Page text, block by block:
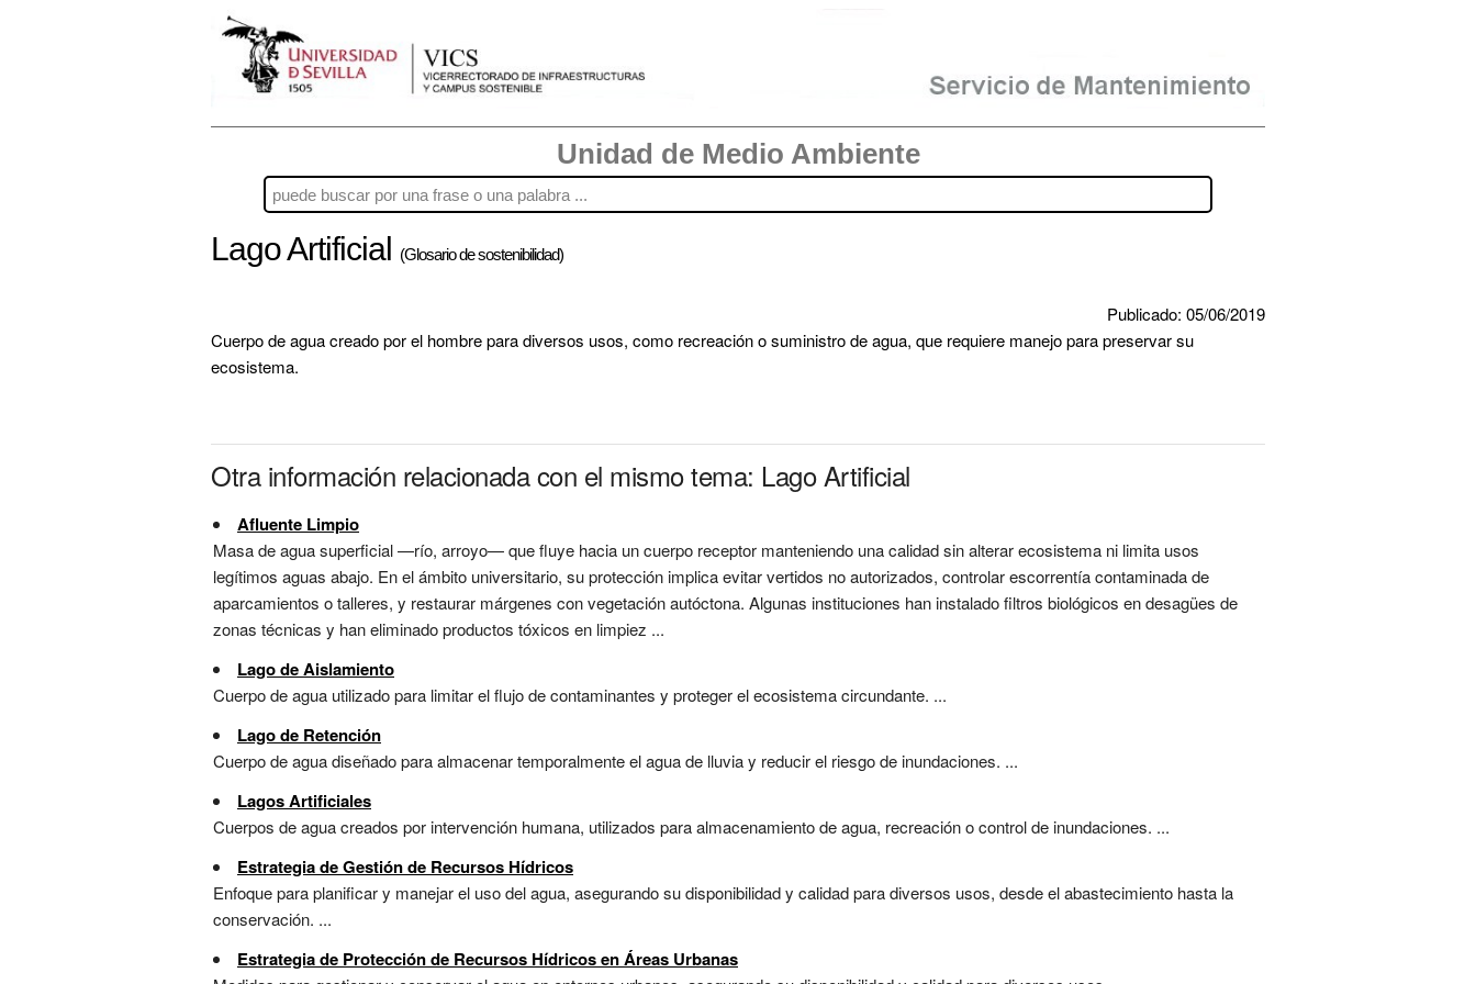
Unidad de Medio Ambiente
Lago Artificial (Glosario de sostenibilidad)
Publicado: 05/06/2019
Cuerpo de agua creado por el hombre para diversos usos, como recreación o suministro de agua, que requiere manejo para preservar su
ecosistema.
Otra información relacionada con el mismo tema: Lago Artificial
Afluente Limpio
Masa de agua superficial —río, arroyo— que fluye hacia un cuerpo receptor manteniendo una calidad sin alterar ecosistema ni limita usos
legítimos aguas abajo. En el ámbito universitario, su protección implica evitar vertidos no autorizados, controlar escorrentía contaminada de
aparcamientos o talleres, y restaurar márgenes con vegetación autóctona. Algunas instituciones han instalado filtros biológicos en desagües de
zonas técnicas y han eliminado productos tóxicos en limpiez ...
Lago de Aislamiento
Cuerpo de agua utilizado para limitar el flujo de contaminantes y proteger el ecosistema circundante. ...
Lago de Retención
Cuerpo de agua diseñado para almacenar temporalmente el agua de lluvia y reducir el riesgo de inundaciones. ...
Lagos Artificiales
Cuerpos de agua creados por intervención humana, utilizados para almacenamiento de agua, recreación o control de inundaciones. ...
Estrategia de Gestión de Recursos Hídricos
Enfoque para planificar y manejar el uso del agua, asegurando su disponibilidad y calidad para diversos usos, desde el abastecimiento hasta la
conservación. ...
Estrategia de Protección de Recursos Hídricos en Áreas Urbanas